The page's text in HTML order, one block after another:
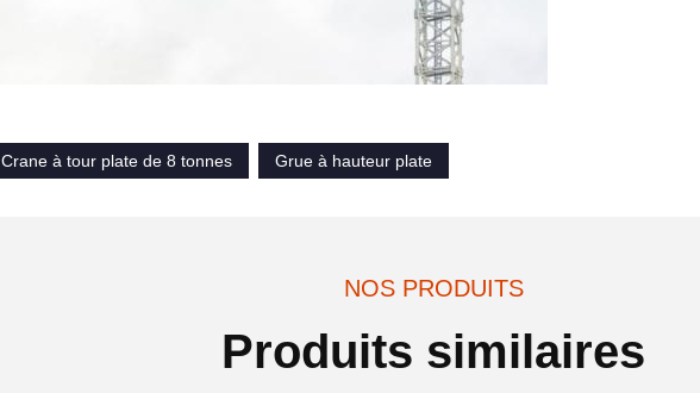
Crane à tour plate de 8 tonnes Grue à hauteur plate
NOS PRODUITS
Produits similaires